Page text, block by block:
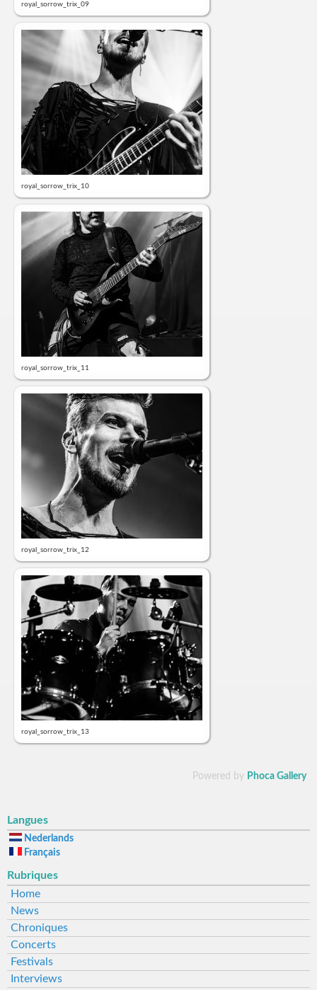
royal_sorrow_trix_09
royal_sorrow_trix_10
royal_sorrow_trix_11
royal_sorrow_trix_12
royal_sorrow_trix_13
Powered by Phoca Gallery
Langues
Nederlands
Français
Rubriques
Home
News
Chroniques
Concerts
Festivals
Interviews